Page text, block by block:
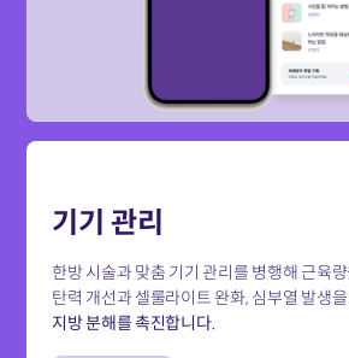
기기 관리
한방 시술과 맞춤 기기 관리를 병행해 근육
탄력 개선과 셀룰라이트 완화, 심부열 발생
지방 분해를 촉진합니다.